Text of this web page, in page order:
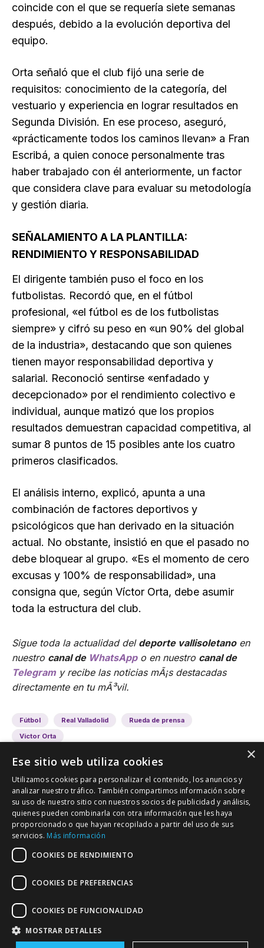
coincide con el que se requería siete semanas
después, debido a la evolución deportiva del
equipo.
Orta señaló que el club fijó una serie de
requisitos: conocimiento de la categoría, del
vestuario y experiencia en lograr resultados en
Segunda División. En ese proceso, aseguró,
«prácticamente todos los caminos llevan» a Fran
Escribá, a quien conoce personalmente tras
haber trabajado con él anteriormente, un factor
que considera clave para evaluar su metodología
y gestión diaria.
SEÑALAMIENTO A LA PLANTILLA:
RENDIMIENTO Y RESPONSABILIDAD
El dirigente también puso el foco en los
futbolistas. Recordó que, en el fútbol
profesional, «el fútbol es de los futbolistas
siempre» y cifró su peso en «un 90% del global
de la industria», destacando que son quienes
tienen mayor responsabilidad deportiva y
salarial. Reconoció sentirse «enfadado y
decepcionado» por el rendimiento colectivo e
individual, aunque matizó que los propios
resultados demuestran capacidad competitiva, al
sumar 8 puntos de 15 posibles ante los cuatro
primeros clasificados.
El análisis interno, explicó, apunta a una
combinación de factores deportivos y
psicológicos que han derivado en la situación
actual. No obstante, insistió en que el pasado no
debe bloquear al grupo. «Es el momento de cero
excusas y 100% de responsabilidad», una
consigna que, según Víctor Orta, debe asumir
toda la estructura del club.
Sigue toda la actualidad del deporte vallisoletanoen
nuestro canal de WhatsAppo en nuestro canal de
Telegramy recibe las noticias mÃ¡s destacadas
directamente en tu mÃ³vil.
Fútbol Real Valladolid
Rueda de prensa
Victor Orta
VALLADOLID DEPORTIVO
Colaboración Contacto
×
Ese sitio web utiliza cookies
Utilizamos cookies para personalizar el contenido, los anuncios y
analizar nuestro tráfico. También compartimos información sobre
su uso de nuestro sitio con nuestros socios de publicidad y análisis,
quienes pueden combinarla con otra información que les haya
proporcionado o que hayan recopilado a partir del uso de sus
servicios. Más información
COOKIES DE RENDIMIENTO
COOKIES DE PREFERENCIAS
COOKIES DE FUNCIONALIDAD
MOSTRAR DETALLES